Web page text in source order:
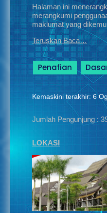
Halaman ini
merangkumi
maklumat yang
Teruskan Baca…
Penafian
Kemaskini terakhir: 6
Jumlah Pengunjung :
LOKASI